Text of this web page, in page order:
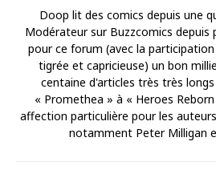
Doop lit des comics depuis une
Modérateur sur Buzzcomics depuis
pour ce forum (avec la
tigrée et capricieuse) un bon
centaine d'articles très très
« Promethea » à « Heroes
affection particulière pour les
notamment Peter Milligan